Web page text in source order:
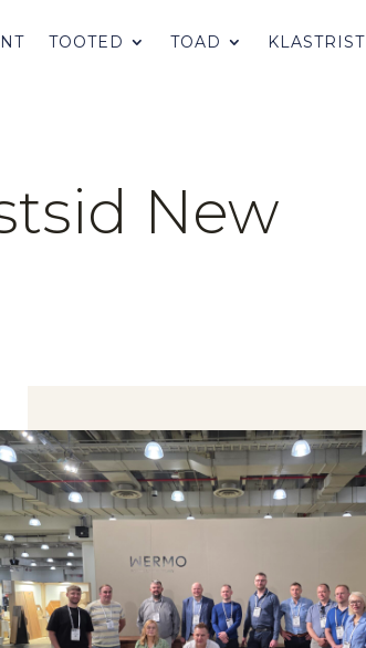
TOOTED TOAD KLASTRIST
New